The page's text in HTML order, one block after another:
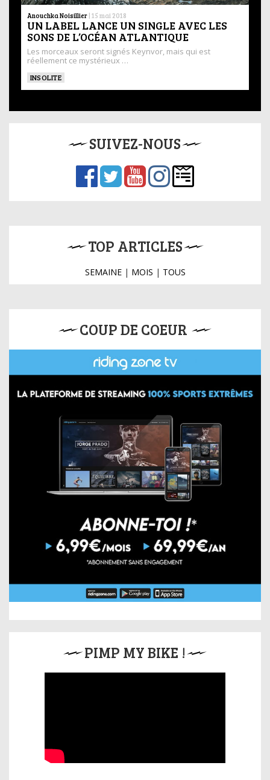
Anouchka Noisillier | 15 mai 2018
UN LABEL LANCE UN SINGLE AVEC LES
SONS DE L’OCÉAN ATLANTIQUE
Les morceaux seront signés Keynvor, mais qui est
réellement ce mystérieux …
INSOLITE
SUIVEZ-NOUS
TOP ARTICLES
SEMAINE| MOIS | TOUS
COUP DE COEUR
PIMP MY BIKE !